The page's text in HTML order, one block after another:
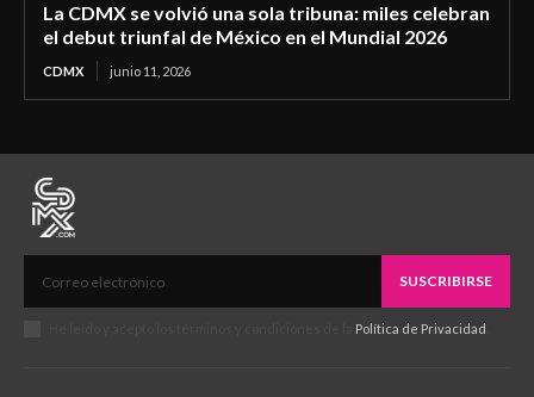
La CDMX se volvió una sola tribuna: miles celebran
el debut triunfal de México en el Mundial 2026
CDMX junio 11, 2026
SUSCRIBIRSE
Política de Privacidad